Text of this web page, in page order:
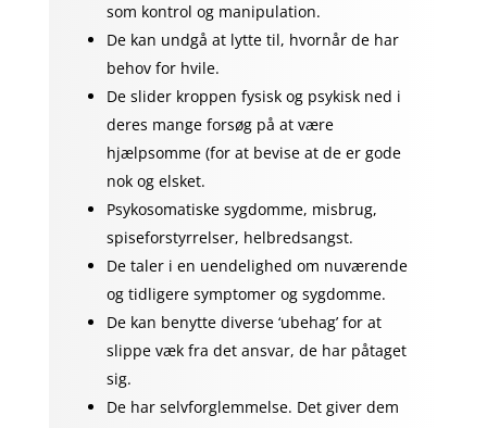
som kontrol og manipulation.
De kan undgå at lytte til, hvornår de har
behov for hvile.
De slider kroppen fysisk og psykisk ned i
deres mange forsøg på at være
hjælpsomme (for at bevise at de er gode
nok og elsket.
Psykosomatiske sygdomme, misbrug,
spiseforstyrrelser, helbredsangst.
De taler i en uendelighed om nuværende
og tidligere symptomer og sygdomme.
De kan benytte diverse ‘ubehag’ for at
slippe væk fra det ansvar, de har påtaget
sig.
De har selvforglemmelse. Det giver dem